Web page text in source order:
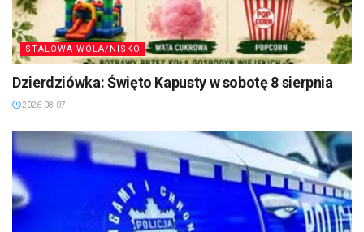
STALOWA WOLA/NISKO
Dzierdziówka: Święto Kapusty w sobotę 8 sierpnia
2026-08-07